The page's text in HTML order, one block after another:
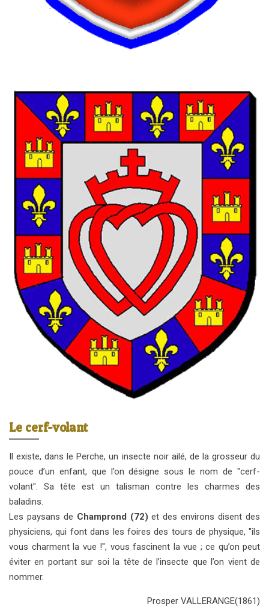
Le cerf-volant
Il existe, dans le Perche, un insecte noir ailé, de la grosseur du
pouce d’un enfant, que l’on désigne sous le nom de "cerf-
volant". Sa tête est un talisman contre les charmes des
baladins.
Les paysans de Champrond (72) et des environs disent des
physiciens, qui font dans les foires des tours de physique, "ils
vous charment la vue !", vous fascinent la vue ; ce qu’on peut
éviter en portant sur soi la tête de l’insecte que l’on vient de
nommer.
Prosper VALLERANGE(1861)